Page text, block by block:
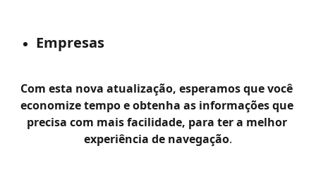
Empresas
Com esta nova atualização, esperamos que você
economize tempo e obtenha as informações que
precisa com mais facilidade, para ter a melhor
experiência de navegação.